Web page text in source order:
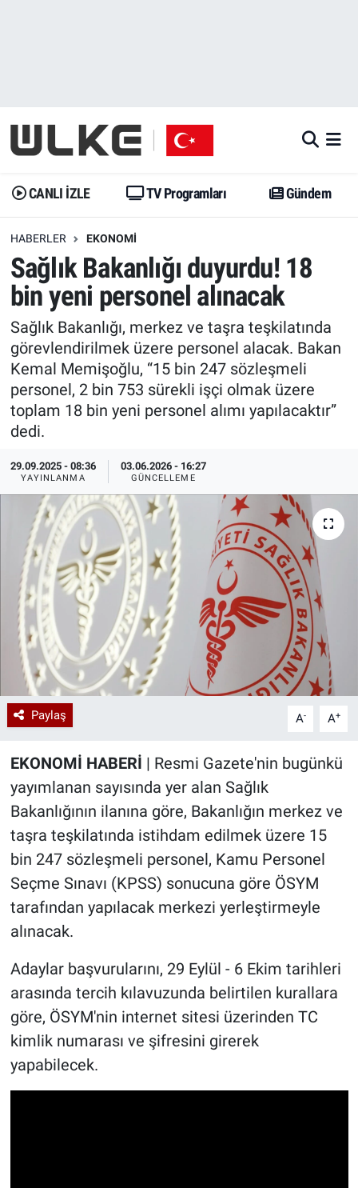
CANLI İZLE TV Programları Gündem
HABERLER EKONOMI
Sağlık Bakanlığı duyurdu! 18
bin yeni personel alınacak
Sağlık Bakanlığı, merkez ve taşra teşkilatında
görevlendirilmek üzere personel alacak. Bakan
Kemal Memişoğlu, “15 bin 247 sözleşmeli
personel, 2 bin 753 sürekli işçi olmak üzere
toplam 18 bin yeni personel alımı yapılacaktır”
dedi.
29.09.2025 - 08:36
YAYINLANMA
03.06.2026 - 16:27
GÜNCELLEME
Paylaş A- A+
EKONOMİ HABERİ | Resmi Gazete'nin bugünkü
yayımlanan sayısında yer alan Sağlık
Bakanlığının ilanına göre, Bakanlığın merkez ve
taşra teşkilatında istihdam edilmek üzere 15
bin 247 sözleşmeli personel, Kamu Personel
Seçme Sınavı (KPSS) sonucuna göre ÖSYM
tarafından yapılacak merkezi yerleştirmeyle
alınacak.
Adaylar başvurularını, 29 Eylül - 6 Ekim tarihleri
arasında tercih kılavuzunda belirtilen kurallara
göre, ÖSYM'nin internet sitesi üzerinden TC
kimlik numarası ve şifresini girerek
yapabilecek.
Gündem
Dünya
Erişim Bilgileri
Ekonomi
Trend
Özel Haberler
Gündem
Trend
Erişim Bilgileri
Spor
Ekonomi
Dünya
Özel Haberler
Kadın
Erişim Bilgileri
Sağlık
Teknoloji
Ramazan
İstanbul Namaz Vakitleri
Trafik Durumu
Erişim Bilgileri
Tüm Manşetler
Son Dakika Haberleri
Haber Arşivi